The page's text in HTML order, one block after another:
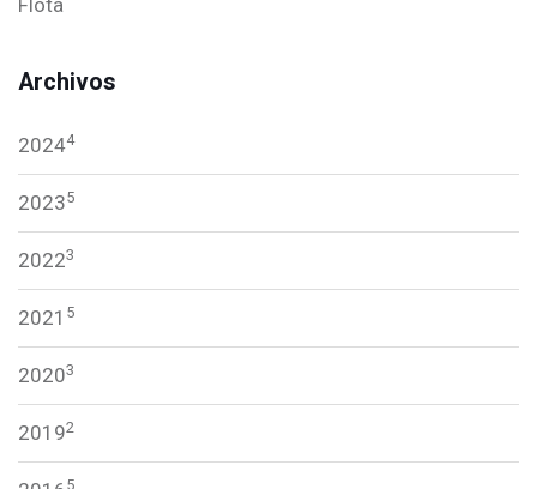
Archivos
20244
20235
20223
2021 5
20203
20192
5